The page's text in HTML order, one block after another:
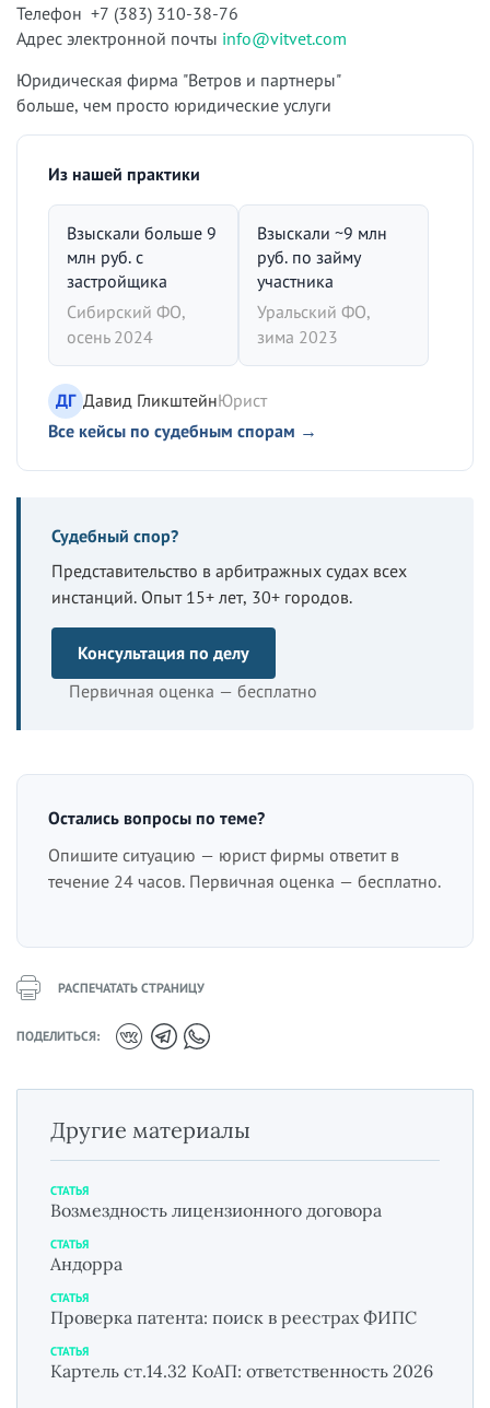
Телефон +7 (383) 310-38-76
Адрес электронной почты info@vitvet.com
Юридическая фирма "Ветров и партнеры"
больше, чем просто юридические услуги
Из нашей практики
Взыскали больше 9
млн руб. с
застройщика
Сибирский ФО,
осень 2024
Взыскали ~9 млн
руб. по займу
участника
Уральский ФО,
зима 2023
ДГ Давид ГликштейнЮрист
Все кейсы по судебным спорам →
Судебный спор?
Представительство в арбитражных судах всех
инстанций. Опыт 15+ лет, 30+ городов.
Консультация по делу
Первичная оценка — бесплатно
Остались вопросы по теме?
Опишите ситуацию — юрист фирмы ответит в
течение 24 часов. Первичная оценка — бесплатно.
РАСПЕЧАТАТЬ СТРАНИЦУ
ПОДЕЛИТЬСЯ:
Другие материалы
СТАТЬЯ
Возмездность лицензионного договора
СТАТЬЯ
Андорра
СТАТЬЯ
Проверка патента: поиск в реестрах ФИПС
СТАТЬЯ
Картель ст.14.32 КоАП: ответственность 2026